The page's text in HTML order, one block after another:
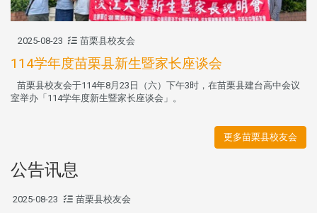
2025-08-23 苗栗县校友会
114学年度苗栗县新生暨家长座谈会
苗栗县校友会于114年8月23日（六）下午3时，在苗栗县建台高中会议
室举办「114学年度新生暨家长座谈会」。
更多苗栗县校友会
公告讯息
2025-08-23 苗栗县校友会